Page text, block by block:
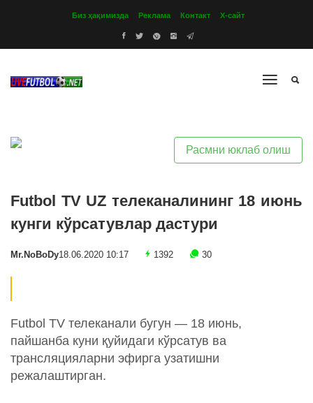
Биз ҳақимизда Реклама Контакт Х-сайт
Расмни юклаб олиш
Futbol TV UZ телеканалининг 18 июнь
кунги кўрсатувлар дастури
Mr.NoBoDy18.06.2020 10:17 1392 30
Futbol TV телеканали бугун — 18 июнь,
пайшанба куни қуйидаги кўрсатув ва
трансляцияларни эфирга узатишни
режалаштирган.